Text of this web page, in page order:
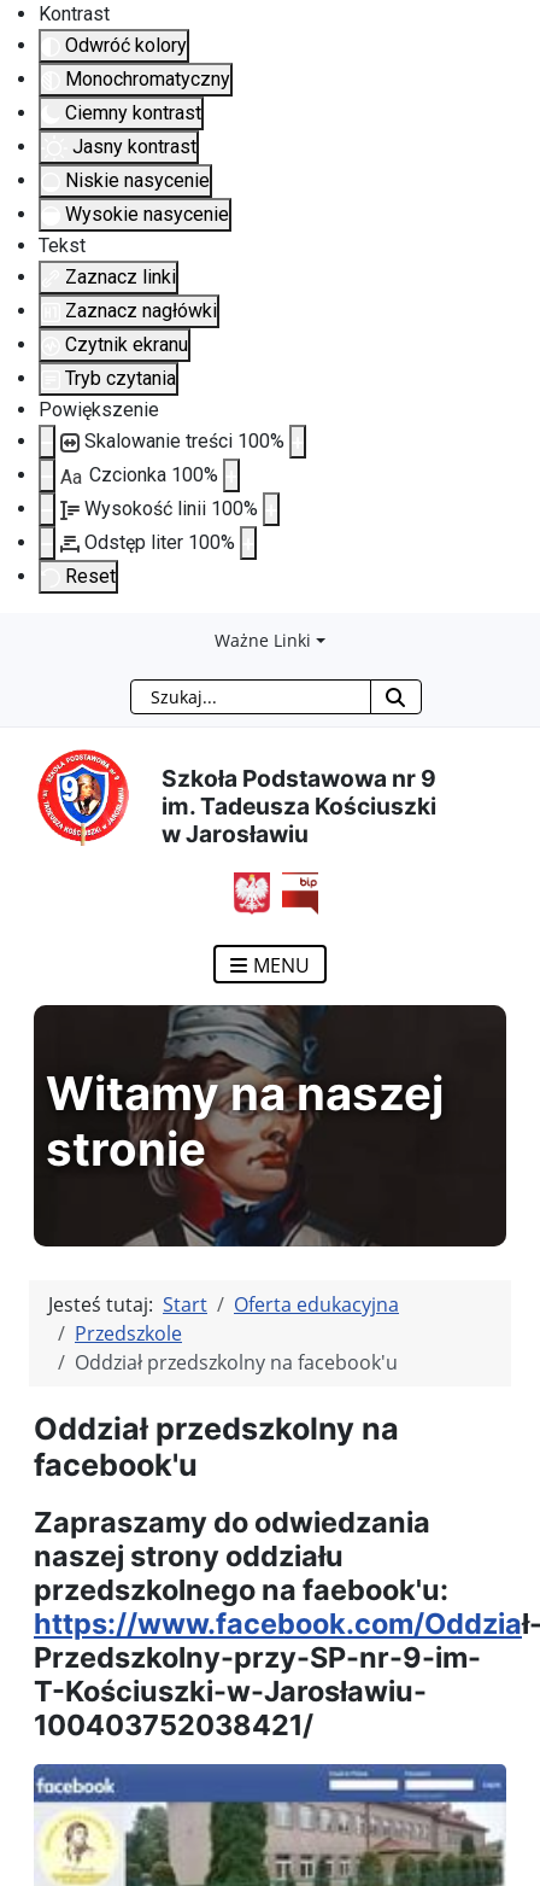
Kontrast
Odwróć kolory
Monochromatyczny
Ciemny kontrast
Jasny kontrast
Niskie nasycenie
Wysokie nasycenie
Tekst
Zaznacz linki
Zaznacz nagłówki
Czytnik ekranu
Tryb czytania
Powiększenie
Skalowanie treści 100%
Aa Czcionka 100%
Wysokość linii 100%
Odstęp liter 100%
Reset
treści
głównej
menu
nawigacyjnego
wyszukiwarki
mapy
strony
Ważne Linki
Szukaj
Szkoła Podstawowa nr 9
im. Tadeusza Kościuszki
w Jarosławiu
MENU
Witamy na naszej
stronie
Jesteś tutaj: Start
Oferta edukacyjna
Przedszkole
Oddział przedszkolny na facebook'u
Oddział przedszkolny na
facebook'u
Zapraszamy do odwiedzania
naszej strony oddziału
przedszkolnego na faebook'u:
https://www.facebook.com/Oddzia
Przedszkolny-przy-SP-nr-9-im-
T-Kościuszki-w-Jarosławiu-
100403752038421/